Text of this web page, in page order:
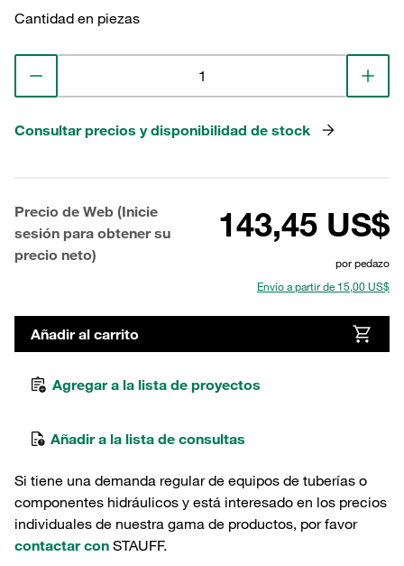
Cantidad en piezas
Consultar precios y disponibilidad de stock
Precio de Web (Inicie
sesión para obtener su
precio neto)
143,45 US$
por pedazo
Envío a partir de 15,00 US$
Añadir al carrito
Agregar a la lista de proyectos
Añadir a la lista de consultas
Si tiene una demanda regular de equipos de tuberías o
componentes hidráulicos y está interesado en los precios
individuales de nuestra gama de productos, por favor
contactar con STAUFF.